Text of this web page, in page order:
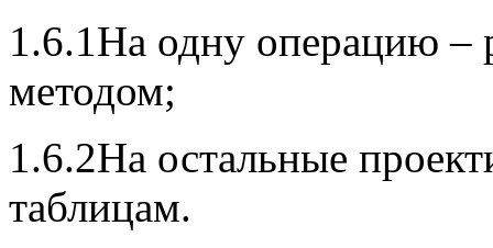
1.6.1На одну операцию –
методом;
1.6.2На остальные
таблицам.